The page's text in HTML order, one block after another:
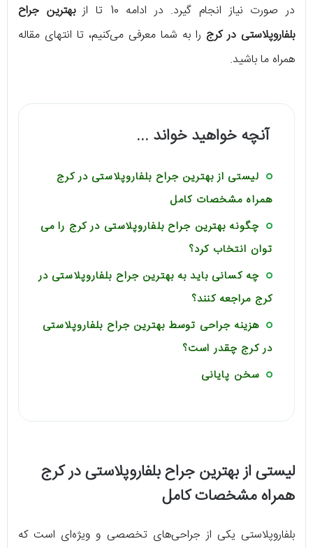
در صورت نیاز انجام گیرد. در ادامه 10 تا از
بهترین جراح
بلفاروپلاستی در کرج را به شما معرفی می‌کنیم، تا انتهای مقاله
همراه ما باشید.
آنچه خواهید خواند ...
لیستی از بهترین جراح بلفاروپلاستی در کرج
همراه مشخصات کامل
چگونه بهترین جراح بلفاروپلاستی در کرج را می
توان انتخاب کرد؟
چه کسانی باید به بهترین جراح بلفاروپلاستی در
کرج مراجعه کنند؟
هزینه جراحی توسط بهترین جراح بلفاروپلاستی
در کرج چقدر است؟
سخن پایانی
لیستی از بهترین جراح بلفاروپلاستی در کرج
همراه مشخصات کامل
بلفاروپلاستی یکی از جراحی‌های تخصصی و ویژه‌ای است که